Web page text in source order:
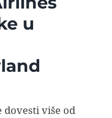
u
dovesti više od